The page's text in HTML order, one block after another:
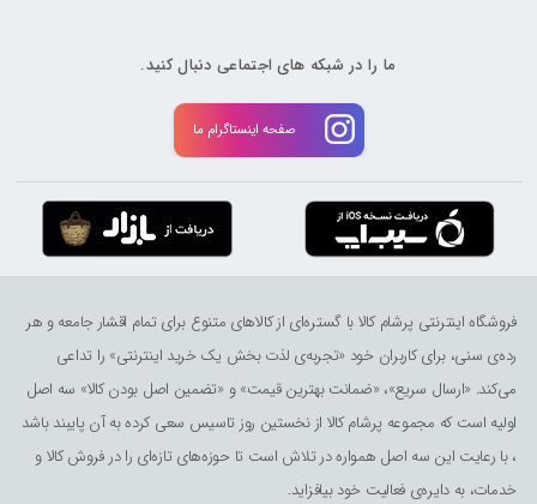
ما را در شبکه های اجتماعی دنبال کنید.
صفحه اینستاگرام ما
فروشگاه اینترنتی پرشام کالا با گستره‌ای از کالاهای متنوع برای تمام اقشار جامعه و هر
رده‌ی سنی، برای کاربران خود «تجربه‌ی لذت ‌بخش یک خرید اینترنتی» را تداعی
می‌کند. «ارسال سریع»، «ضمانت بهترین قیمت» و «تضمین اصل بودن کالا» سه اصل
اولیه است که مجموعه پرشام کالا از نخستین روز تاسیس سعی کرده به آن پایبند باشد
، با رعایت این سه اصل همواره در تلاش است تا حوزه‌های تازه‌ای را در فروش کالا و
خدمات، به دایره‌ی فعالیت خود بیافزاید.